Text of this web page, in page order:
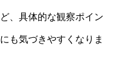
、具体的な観察ポイン
も気づきやすくなりま